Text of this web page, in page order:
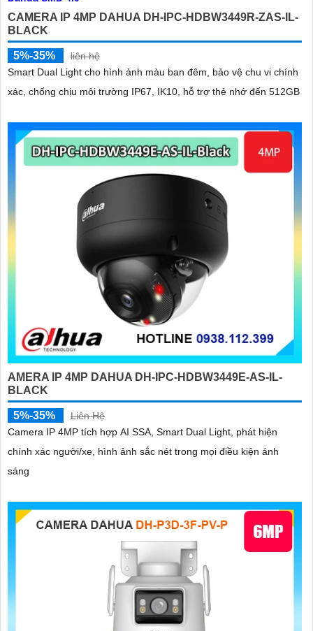
CAMERA IP 4MP DAHUA DH-IPC-HDBW3449R-ZAS-IL-
BLACK
5%-35%
liên hệ
Smart Dual Light cho hình ảnh màu ban đêm, bảo vệ chu vi chính
xác, chống chịu môi trường IP67, IK10, hỗ trợ thẻ nhớ đến 512GB
AMERA IP 4MP DAHUA DH-IPC-HDBW3449E-AS-IL-
BLACK
5%-35%
Liên Hệ
Camera IP 4MP tích hợp AI SSA, Smart Dual Light, phát hiện
chính xác người/xe, hình ảnh sắc nét trong mọi điều kiện ánh
sáng